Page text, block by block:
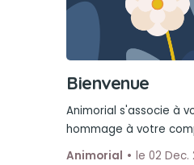
Bienvenue
Animorial s'associe à
hommage à votre
Animorial
le 02 Dec.